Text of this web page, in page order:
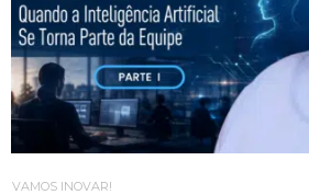
VAMOS INOVAR!